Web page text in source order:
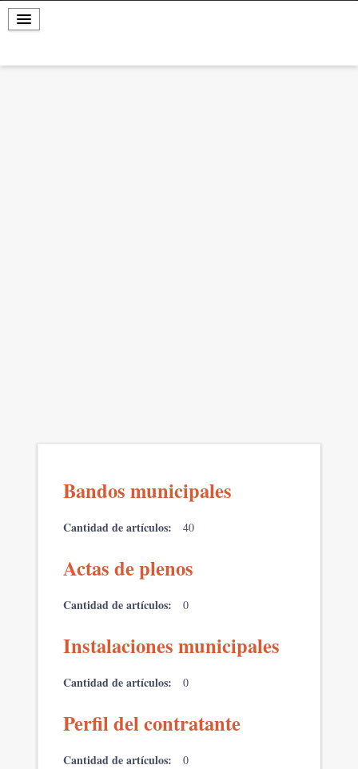
Bandos municipales
Cantidad de artículos: 40
Actas de plenos
Cantidad de artículos: 0
Instalaciones municipales
Cantidad de artículos: 0
Perfil del contratante
Cantidad de artículos: 0